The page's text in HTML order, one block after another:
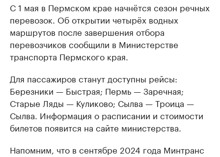
С 1 мая в Пермском крае начнётся сезон речных
перевозок. Об открытии четырёх водных
маршрутов после завершения отбора
перевозчиков сообщили в Министерстве
транспорта Пермского края.
Для пассажиров станут доступны рейсы:
Березники — Быстрая; Пермь — Заречная;
Старые Ляды — Куликово; Сылва — Троица —
Сылва. Информация о расписании и стоимости
билетов появится на сайте министерства.
Напомним, что в сентябре 2024 года Минтранс